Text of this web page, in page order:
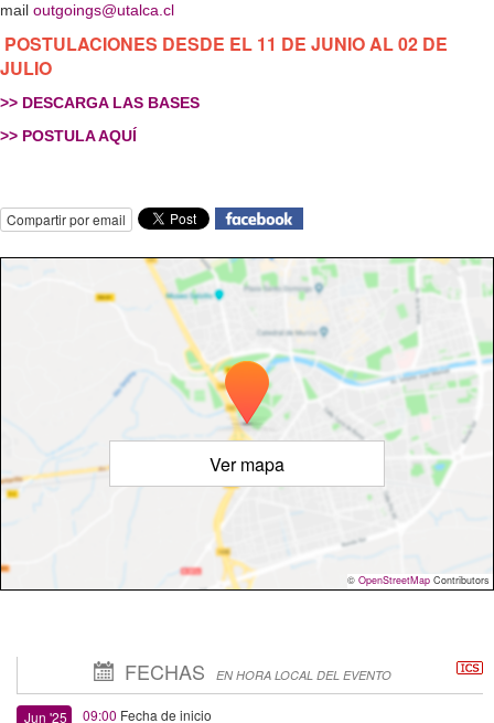
mail outgoings@utalca.cl
POSTULACIONES DESDE EL 11 DE JUNIO AL 02 DE
JULIO
>> DESCARGA LAS BASES
>> POSTULA AQUÍ
Compartir por email
Ver mapa
© OpenStreetMap Contributors
FECHAS EN HORA LOCAL DEL EVENTO
Jun '25 09:00 Fecha de inicio